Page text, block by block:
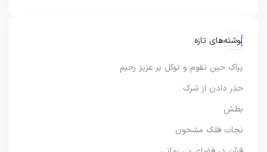
نوشته‌های تازه
یراک حین تقوم و توکل بر عزیز رحیم
حذر دادن از شرک
بطش
نجات فلک مشحون